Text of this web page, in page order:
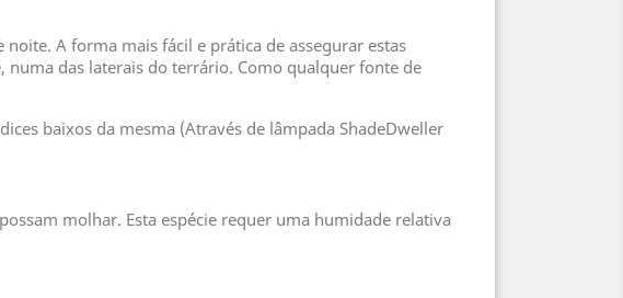
noite. A forma mais fácil e prática de assegurar estas
das laterais do terrário. Como qualquer fonte de
baixos da mesma (Através de lâmpada ShadeDweller
molhar. Esta espécie requer uma humidade relativa